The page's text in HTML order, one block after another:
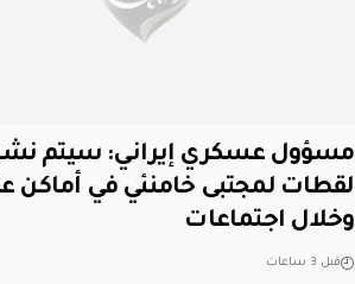
مسؤول عسكري إيراني: سيتم
لقطات لمجتبى خامنئي في أماكن
وخلال اجتماعات
قبل 3 ساعات